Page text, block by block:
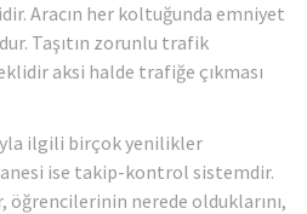
Aracın her koltuğunda emniyet
Taşıtın zorunlu trafik
aksi halde trafiğe çıkması
ilgili birçok yenilikler
ise takip-kontrol sistemdir.
öğrencilerinin nerede olduklarını,